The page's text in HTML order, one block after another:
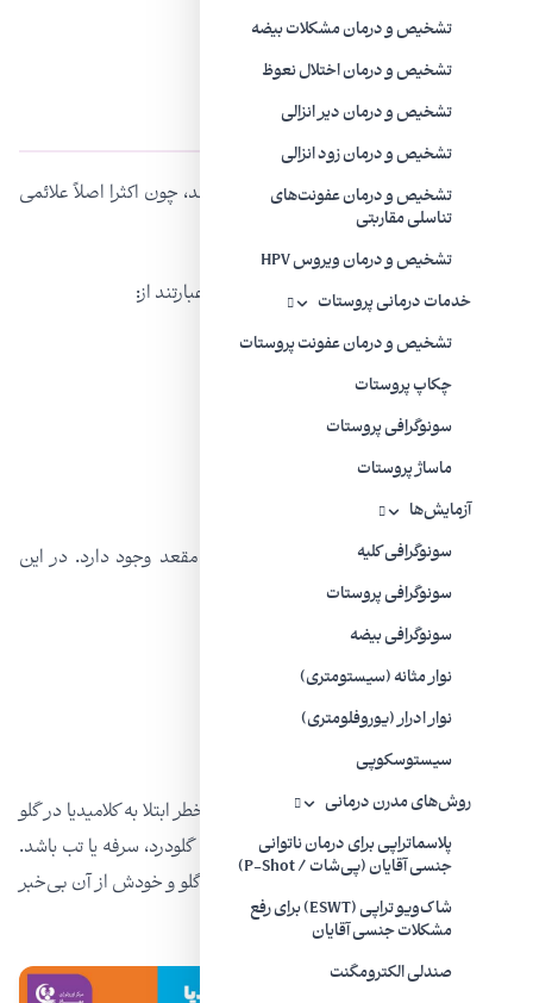
تشخیص و درمان مشکلات بیضه
تشخیص و درمان اختلال نعوظ
تشخیص و درمان دیر انزالی
تشخیص و درمان زود انزالی
تشخیص و درمان عفونت‌های
تناسلی مقاربتی
تشخیص و درمان ویروس HPV
خدمات درمانی پروستات
تشخیص و درمان عفونت پروستات
چکاپ پروستات
سونوگرافی پروستات
ماساژ پروستات
آزمایش‌ها
سونوگرافی کلیه
سونوگرافی پروستات
سونوگرافی بیضه
نوار مثانه (سیستومتری)
نوار ادرار (یوروفلومتری)
سیستوسکوپی
روش‌های مدرن درمانی
پلاسماتراپی برای درمان ناتوانی
جنسی آقایان (پی‌شات / P-Shot)
شاک‌ویو تراپی (ESWT) برای رفع
مشکلات جنسی آقایان
صندلی الکترومگنت
علائم کلامیدیا در مردان
خیلی از مردان متوجه علائم کلامیدیا نمی‌شوند، چون اکثرا اصلاً علائمی
بعضی از شایع‌ترین علائم کلامیدیا در مردان عبارتند از:
احساس سوزش هنگام ادرار
ترشحات زرد یا سبز از آلت تناسلی
درد در بیضه‌ها
همچنین امکان ابتلا به عفونت کلامیدیا در مقعد وجود دارد. در این
مورد، علائم اصلی اغلب عبارتند از:
خونریزی از این ناحیه
داشتن رابطه دهانی با فردی که عفونت دارد، خطر ابتلا به کلامیدیا در گلو
را افزایش می‌دهد و علائمش می‌تواند شامل گلودرد، سرفه یا تب باشد.
همچنین بیمار ممکن است حامل باکتری در گلو و خودش از آن بی‌خبر